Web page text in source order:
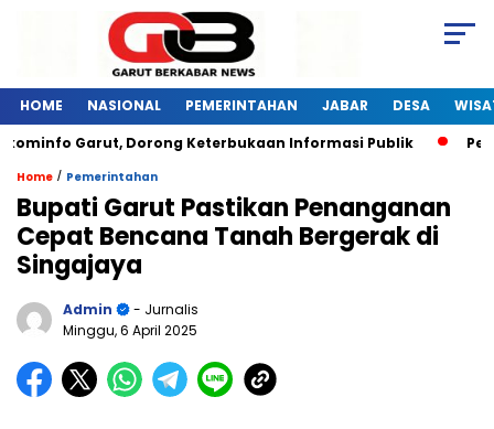
HOME NASIONAL PEMERINTAHAN JABAR DESA
Garut, Dorong Keterbukaan Informasi Publik
Home / Pemerintahan
Bupati Garut Pastikan Penanganan
Cepat Bencana Tanah Bergerak di
Singajaya
Admin
- Jurnalis
Minggu, 6 April 2025